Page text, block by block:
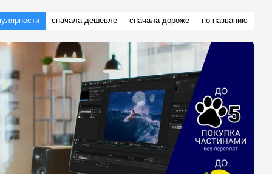
сначала дешевле сначала дороже по названию